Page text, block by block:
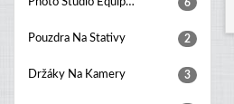
6
Pouzdra Na Stativy 2
Držáky Na Kamery 3